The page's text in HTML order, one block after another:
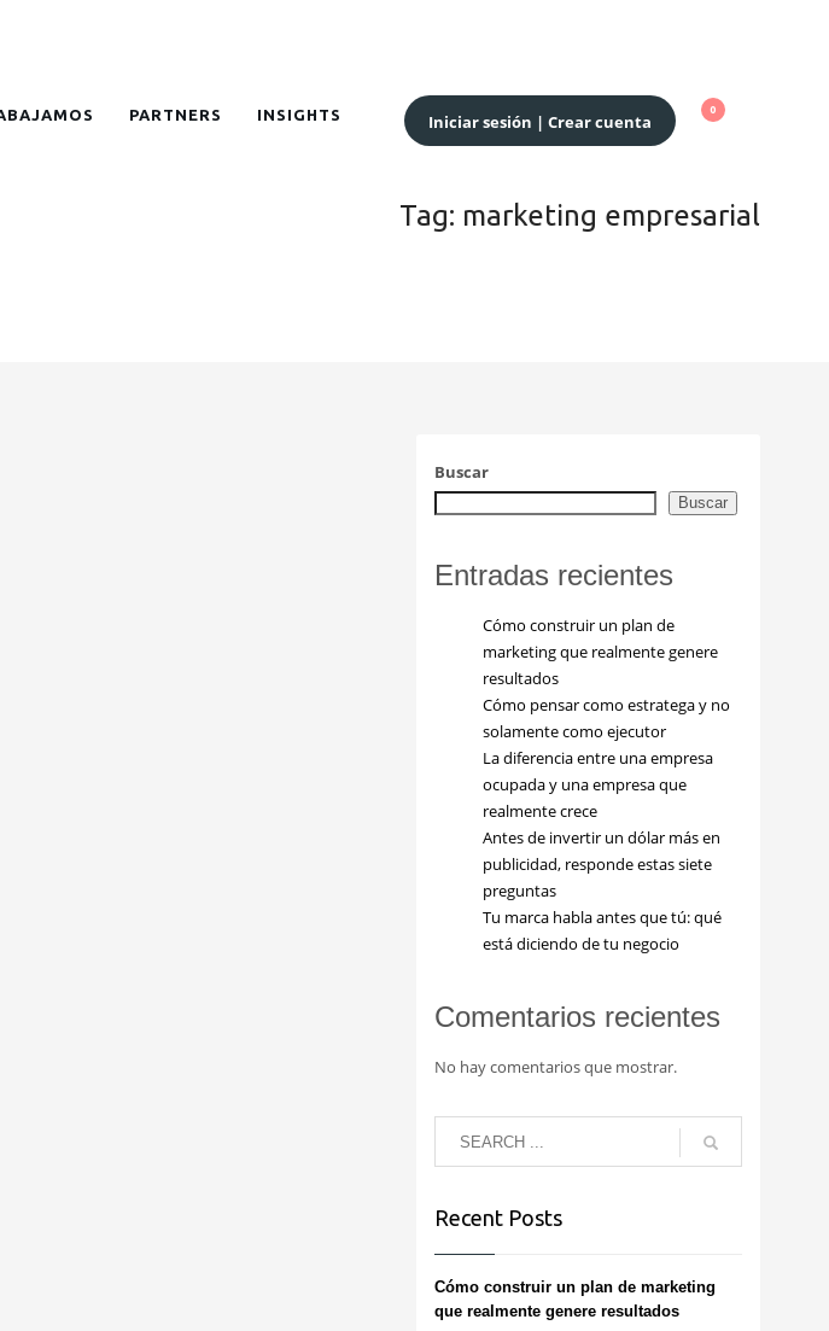
PARTNERS INSIGHTS Iniciar sesión | Crear cuenta
Tag: marketing empresarial
Buscar
Buscar
Entradas recientes
Cómo construir un plan de
marketing que realmente genere
resultados
Cómo pensar como estratega y no
solamente como ejecutor
La diferencia entre una empresa
ocupada y una empresa que
realmente crece
Antes de invertir un dólar más en
publicidad, responde estas siete
preguntas
Tu marca habla antes que tú: qué
está diciendo de tu negocio
Comentarios recientes
No hay comentarios que mostrar.
Recent Posts
Cómo construir un plan de marketing
que realmente genere resultados